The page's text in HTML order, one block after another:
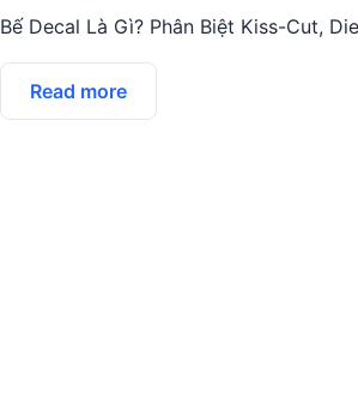
Bế Decal Là Gì? Phân Biệt Kiss-Cut,
Read more